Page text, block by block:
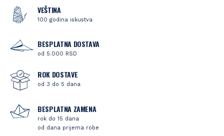
VEŠTINA
100 godina iskustva
BESPLATNA DOSTAVA
od 5.000 RSD
ROK DOSTAVE
od 3 do 5 dana
BESPLATNA ZAMENA
rok do 15 dana
od dana prijema robe